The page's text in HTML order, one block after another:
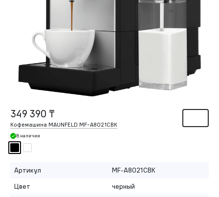
349 390 ₸
Кофемашина MAUNFELD MF-A8021CBK
В наличии
Артикул
MF-A8021CBK
Цвет
черный